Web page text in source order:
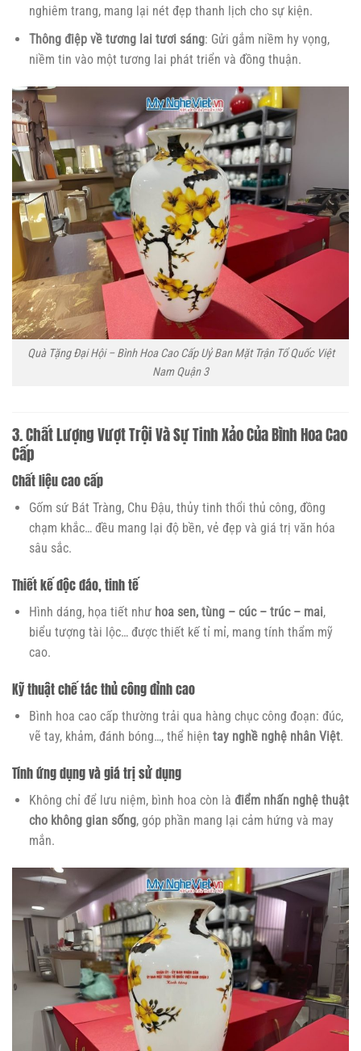
nghiêm trang, mang lại nét đẹp thanh lịch cho sự kiện.
Thông điệp về tương lai tươi sáng: Gửi gắm niềm hy vọng,
niềm tin vào một tương lai phát triển và đồng thuận.
Quà Tặng Đại Hội – Bình Hoa Cao Cấp Uỷ Ban Mặt Trận Tổ Quốc Việt
Nam Quận 3
3. Chất Lượng Vượt Trội Và Sự Tinh Xảo Của Bình Hoa Cao
Cấp
Chất liệu cao cấp
Gốm sứ Bát Tràng, Chu Đậu, thủy tinh thổi thủ công, đồng
chạm khắc… đều mang lại độ bền, vẻ đẹp và giá trị văn hóa
sâu sắc.
Thiết kế độc đáo, tinh tế
Hình dáng, họa tiết như hoa sen, tùng – cúc – trúc – mai,
biểu tượng tài lộc… được thiết kế tỉ mỉ, mang tính thẩm mỹ
cao.
Kỹ thuật chế tác thủ công đỉnh cao
Bình hoa cao cấp thường trải qua hàng chục công đoạn: đúc,
vẽ tay, khảm, đánh bóng…, thể hiện tay nghề nghệ nhân Việt.
Tính ứng dụng và giá trị sử dụng
Không chỉ để lưu niệm, bình hoa còn là điểm nhấn nghệ thuật
cho không gian sống, góp phần mang lại cảm hứng và may
mắn.